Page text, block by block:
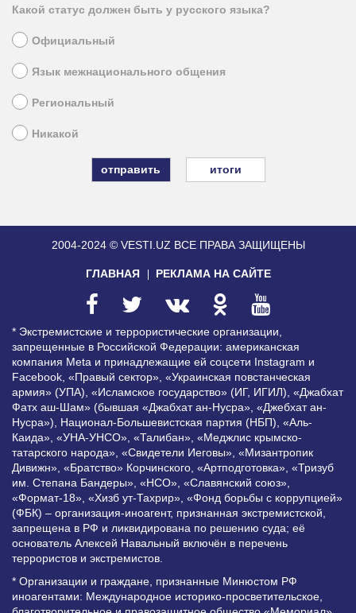
Какой статус должен быть у русского языка?
Официальный
Язык межнационального общения
Региональный
Никакой
итоги
2004-2024 © VESTI.UZ ВСЕ ПРАВА ЗАЩИЩЕНЫ
ГЛАВНАЯ РЕКЛАМА НА САЙТЕ
* Экстремистские и террористические организации,
запрещенные в Российской Федерации: американская
компания Meta и принадлежащие ей соцсети Instagram и
Facebook, «Правый сектор», «Украинская повстанческая
армия» (УПА), «Исламское государство» (ИГ, ИГИЛ), «Джабхат
Фатх аш-Шам» (бывшая «Джабхат ан-Нусра», «Джебхат ан-
Нусра»), Национал-Большевистская партия (НБП), «Аль-
Каида», «УНА-УНСО», «Талибан», «Меджлис крымско-
татарского народа», «Свидетели Иеговы», «Мизантропик
Дивижн», «Братство» Корчинского, «Артподготовка», «Тризуб
им. Степана Бандеры», «НСО», «Славянский союз»,
«Формат-18», «Хизб ут-Тахрир», «Фонд борьбы с коррупцией»
(ФБК) – организация-иноагент, признанная экстремистской,
запрещена в РФ и ликвидирована по решению суда; её
основатель Алексей Навальный включён в перечень
террористов и экстремистов.
* Организации и граждане, признанные Минюстом РФ
иноагентами: Международное историко-просветительское,